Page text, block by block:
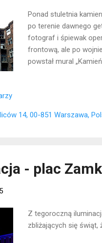
Ponad stuletnia
po terenie dawnego
fotograf i śpiewak
frontową, ale po
powstał mural
14, 00-851 Warszawa,
- plac
Z tegoroczną
zbliżających się